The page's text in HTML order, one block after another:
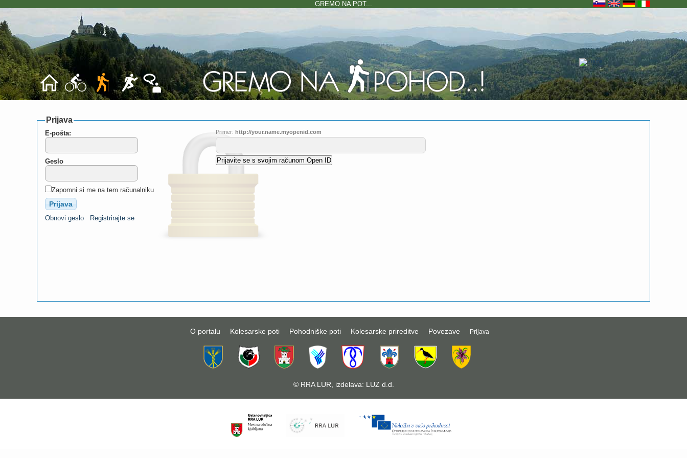
GREMO NA POT...
Prijava
E-pošta:
Geslo
Zapomni si me na tem računalniku
Obnovi geslo Registrirajte se
Primer: http://your.name.myopenid.com
O portalu Kolesarske poti Pohodniške poti Kolesarske prireditve Povezave Prijava
© RRA LUR , izdelava: LUZ d.d.